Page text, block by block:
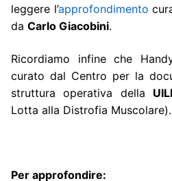
leggere l’approfondimento
da Carlo Giacobini.
Ricordiamo infine che
curato dal Centro per la
struttura operativa della
Lotta alla Distrofia Muscolare).
Per approfondire: